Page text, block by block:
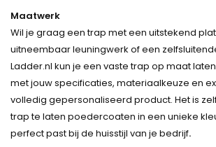
Maatwerk
Wil je graag een trap met een uitstekend
uitneembaar leuningwerk of een
Ladder.nl kun je een vaste trap op maat
met jouw specificaties, materiaalkeuze en
volledig gepersonaliseerd product. Het is
trap te laten poedercoaten in een unieke
perfect past bij de huisstijl van je bedrijf.